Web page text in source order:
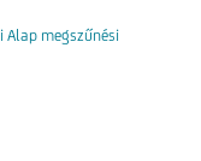
Alap megszűnési